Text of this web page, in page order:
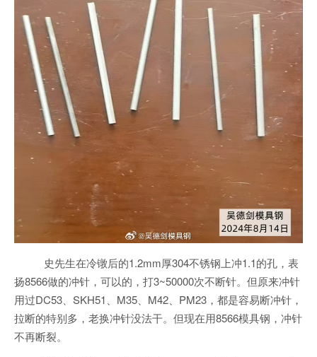
史先生在冷镦后的1.2mm厚304不锈钢上冲1.1的孔，表
扬8566做的冲针，可以的，打3~50000次不断针。但原来冲针
用过DC53、SKH51、M35、M42、PM23，都是容易断冲针，
拉断的特别多，老换冲针没法干。但现在用8566模具钢，冲针
不再断裂。